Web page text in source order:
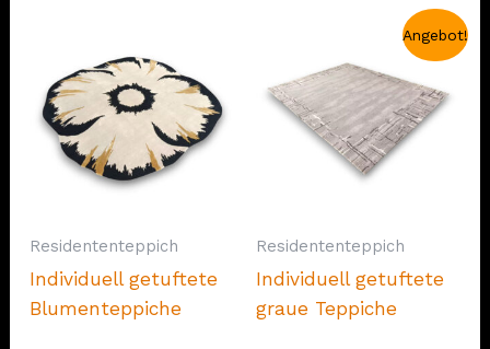
Residententeppich
Individuell getuftete
Blumenteppiche
Angebot!
Residententeppich
Individuell getuftete
graue Teppiche